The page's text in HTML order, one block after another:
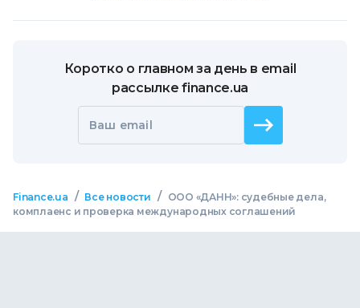
Коротко о главном за день в email
рассылке finance.ua
Ваш email
Finance.ua / Все новости /
ООО «ДАНН»: судебные дела,
комплаенс и проверка международных соглашений